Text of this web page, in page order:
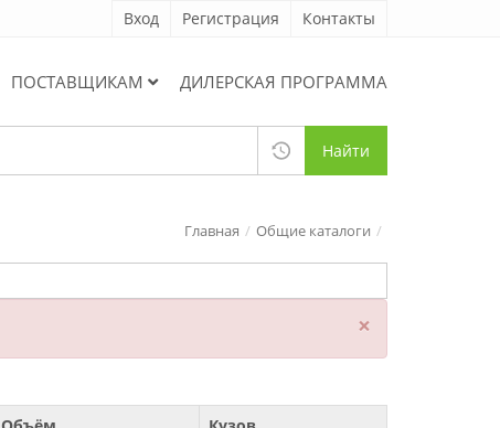
Вход Регистрация Контакты
ПОСТАВЩИКАМ ДИЛЕРСКАЯ ПРОГРАММА
Найти
Главная Общие каталоги
×